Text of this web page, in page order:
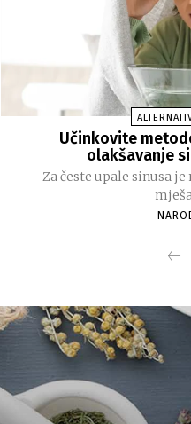
Učinkovite
olakšavanje
Za česte upale sinusa